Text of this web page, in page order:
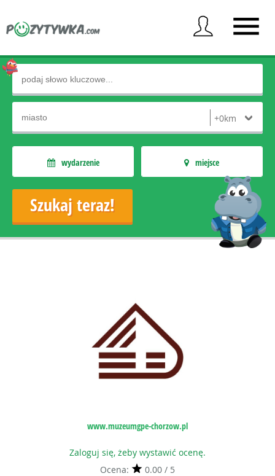
wydarzenie miejsce
www.muzeumgpe-chorzow.pl
Zaloguj się, żeby wystawić ocenę.
Ocena:
0.00 / 5